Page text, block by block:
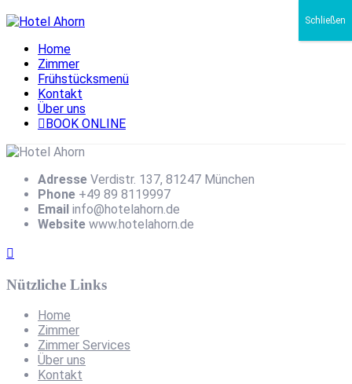
Home
Zimmer
Frühstücksmenü
Kontakt
Über uns
BOOK ONLINE
Adresse Verdistr. 137, 81247 München
Phone +49 89 8119997
Email info@hotelahorn.de
Website www.hotelahorn.de
Nützliche Links
Home
Zimmer
Zimmer Services
Über uns
Kontakt
Schließen